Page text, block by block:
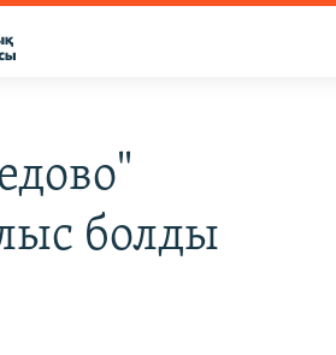
болды